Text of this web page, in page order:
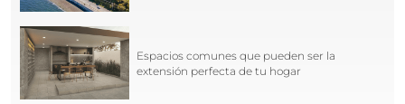
Espacios comunes que pueden ser la
extensión perfecta de tu hogar